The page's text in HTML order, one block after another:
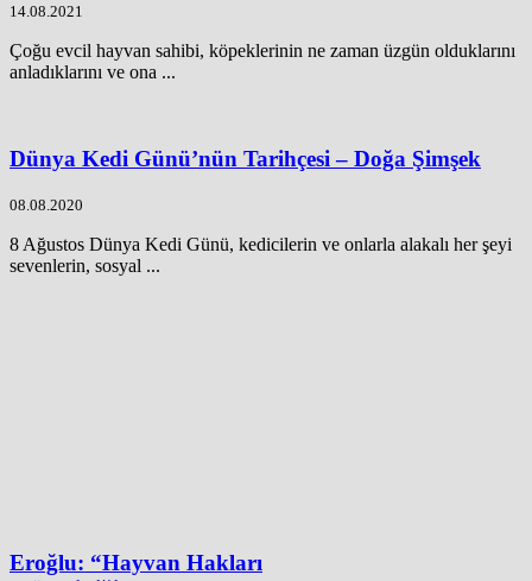
14.08.2021
Çoğu evcil hayvan sahibi, köpeklerinin ne zaman üzgün olduklarını
anladıklarını ve ona ...
Dünya Kedi Günü’nün Tarihçesi – Doğa Şimşek
08.08.2020
8 Ağustos Dünya Kedi Günü, kedicilerin ve onlarla alakalı her şeyi
sevenlerin, sosyal ...
Eroğlu: “Hayvan Hakları